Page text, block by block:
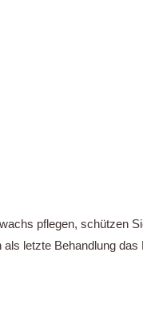
pflegen, schützen
letzte Behandlung